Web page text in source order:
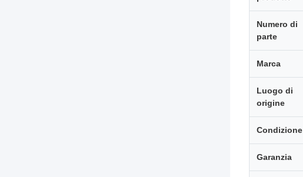
Numero di
parte
Marca
Luogo di
origine
Condizione
Garanzia